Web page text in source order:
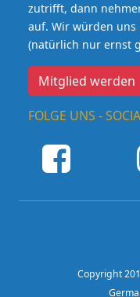
zutrifft, dann
auf. Wir würden
(natürlich nur ernst
Mitglied werden
FOLGE UNS -
Copyright